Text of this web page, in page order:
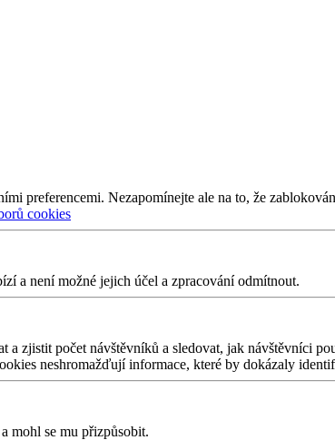
preferencemi. Nezapomínejte ale na to, že
cookies
a není možné jejich účel a zpracování odmítnout.
zjistit počet návštěvníků a sledovat, jak návštěvníci
neshromažďují informace, které by dokázaly
mohl se mu přizpůsobit.